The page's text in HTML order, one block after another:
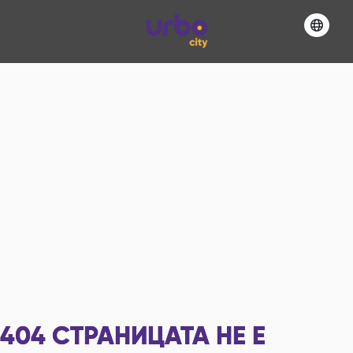
404 СТРАНИЦАТА НЕ Е